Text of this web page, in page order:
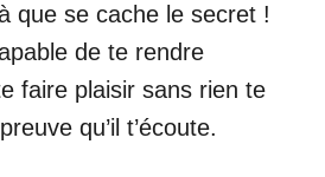
que se cache le secret !
de te rendre
faire plaisir sans rien te
qu’il t’écoute.